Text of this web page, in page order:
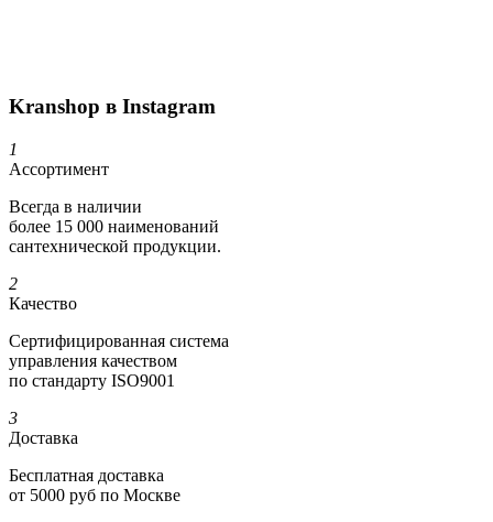
Kranshop в Instagram
1
Ассортимент
Всегда в наличии
более 15 000 наименований
сантехнической продукции.
2
Качество
Сертифициро­ванная система
управления качеством
по стандарту ISO9001
3
Доставка
Бесплатная доставка
от 5000 руб по Москве